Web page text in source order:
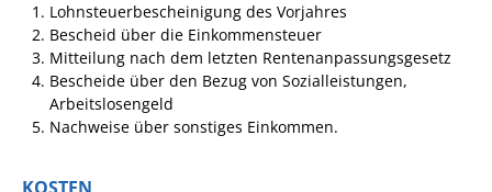
Neubürgerinfos
Formulare
Wissenswertes/Service
Mängelmeldung online
Lohnsteuerbescheinigung des Vorjahres
Bescheid über die Einkommensteuer
Mitteilung nach dem letzten Rentenanpassungsgesetz
Bescheide über den Bezug von Sozialleistungen,
Arbeitslosengeld
Nachweise über sonstiges Einkommen.